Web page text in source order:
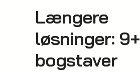
Længere
løsninger: 9+
bogstaver